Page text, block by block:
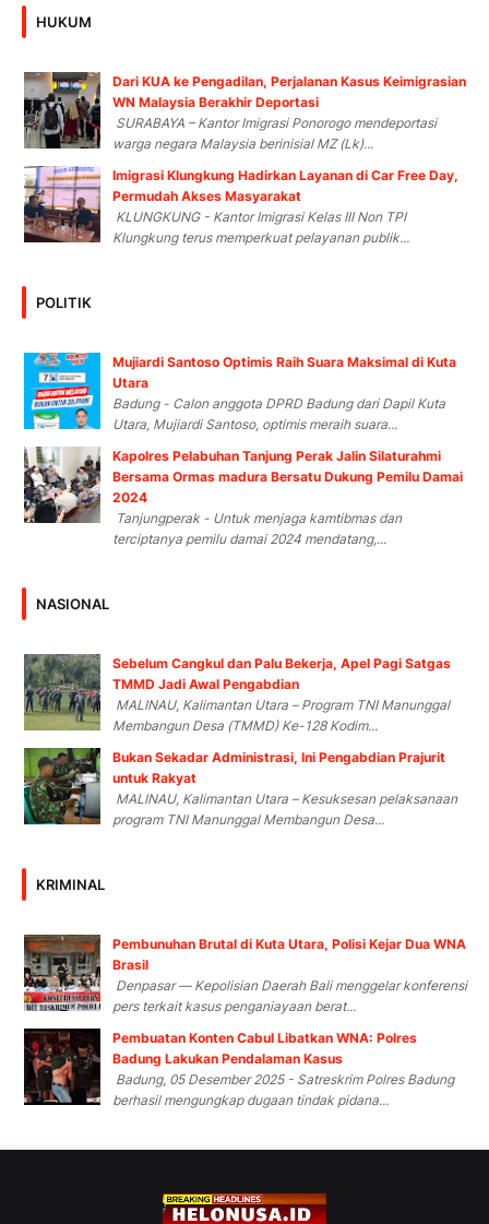
HUKUM
Dari KUA ke Pengadilan, Perjalanan Kasus Keimigrasian
WN Malaysia Berakhir Deportasi
SURABAYA – Kantor Imigrasi Ponorogo mendeportasi
warga negara Malaysia berinisial MZ (Lk)...
Imigrasi Klungkung Hadirkan Layanan di Car Free Day,
Permudah Akses Masyarakat
KLUNGKUNG - Kantor Imigrasi Kelas III Non TPI
Klungkung terus memperkuat pelayanan publik...
POLITIK
Mujiardi Santoso Optimis Raih Suara Maksimal di Kuta
Utara
Badung - Calon anggota DPRD Badung dari Dapil Kuta
Utara, Mujiardi Santoso, optimis meraih suara...
Kapolres Pelabuhan Tanjung Perak Jalin Silaturahmi
Bersama Ormas madura Bersatu Dukung Pemilu Damai
2024
Tanjungperak - Untuk menjaga kamtibmas dan
terciptanya pemilu damai 2024 mendatang,...
NASIONAL
Sebelum Cangkul dan Palu Bekerja, Apel Pagi Satgas
TMMD Jadi Awal Pengabdian
MALINAU, Kalimantan Utara – Program TNI Manunggal
Membangun Desa (TMMD) Ke-128 Kodim...
Bukan Sekadar Administrasi, Ini Pengabdian Prajurit
untuk Rakyat
MALINAU, Kalimantan Utara – Kesuksesan pelaksanaan
program TNI Manunggal Membangun Desa...
KRIMINAL
Pembunuhan Brutal di Kuta Utara, Polisi Kejar Dua WNA
Brasil
Denpasar — Kepolisian Daerah Bali menggelar konferensi
pers terkait kasus penganiayaan berat...
Pembuatan Konten Cabul Libatkan WNA: Polres
Badung Lakukan Pendalaman Kasus
Badung, 05 Desember 2025 - Satreskrim Polres Badung
berhasil mengungkap dugaan tindak pidana...